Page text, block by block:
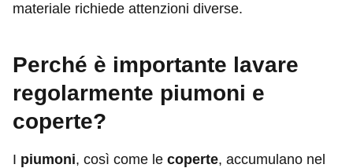
materiale richiede attenzioni diverse.
Perché è importante lavare
regolarmente piumoni e
coperte?
I piumoni, così come le coperte, accumulano nel